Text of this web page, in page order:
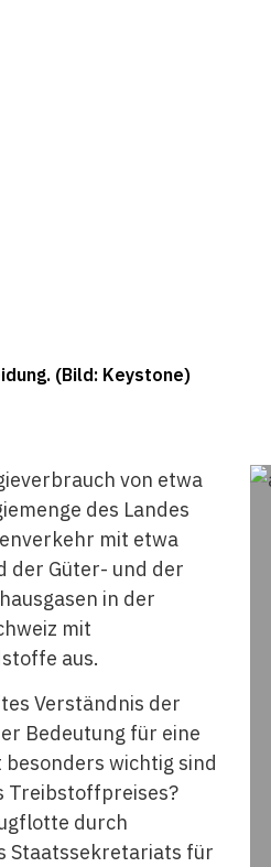
(Bild: Keystone)
von etwa
des Landes
mit etwa
der Güter- und der
in der
mit
aus.
Verständnis der
Bedeutung für eine
wichtig sind
Treibstoffpreises?
durch
Staatssekretariats für